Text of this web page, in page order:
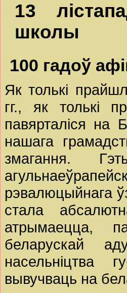
13
школы
100 гадоў
Як толькі
гг., як толькі
павярталіся на
нашага
змагання.
рэвалюцыйнага
стала
атрымаецца,
беларускай
насельніцтва
вывучваць на